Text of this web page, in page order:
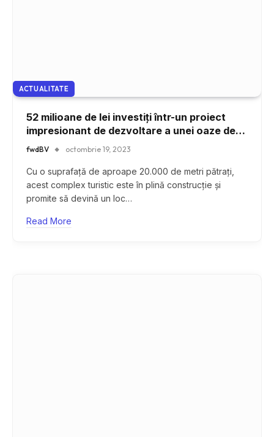
ACTUALITATE
52 milioane de lei investiți într-un proiect
impresionant de dezvoltare a unei oaze de
vacanță în Poiana Brașov
fwdBV octombrie 19, 2023
Cu o suprafață de aproape 20.000 de metri pătrați,
acest complex turistic este în plină construcție și
promite să devină un loc…
Read More